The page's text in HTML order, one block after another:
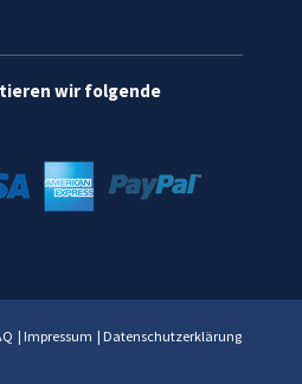
wir folgende
| Impressum | Datenschutzerklärung